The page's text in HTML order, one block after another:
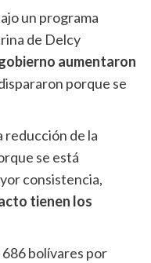
un programa
de Delcy
aumentaron
porque se
reducción de la
se está
consistencia,
tienen los
686 bolívares por